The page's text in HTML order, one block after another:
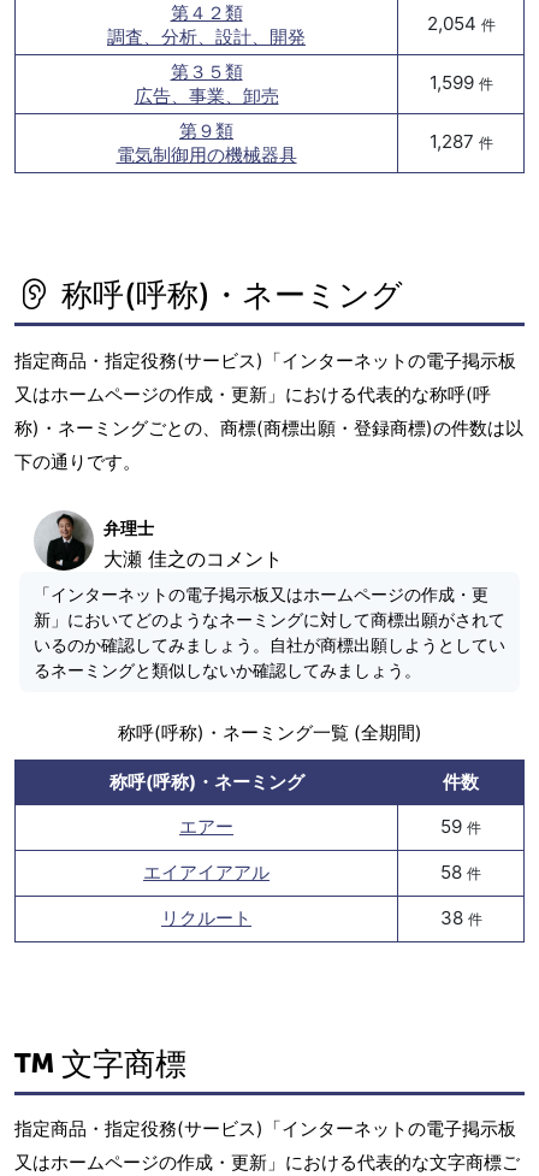
第４２類
調査、分析、設計、開発
2,054 件
第３５類
広告、事業、卸売
1,599 件
第９類
電気制御用の機械器具
1,287 件
称呼(呼称)・ネーミング
指定商品・指定役務(サービス)「インターネットの電子掲示板
又はホームページの作成・更新」における代表的な称呼(呼
称)・ネーミングごとの、商標(商標出願・登録商標)の件数は以
下の通りです。
弁理士
大瀬 佳之のコメント
「インターネットの電子掲示板又はホームページの作成・更
新」においてどのようなネーミングに対して商標出願がされて
いるのか確認してみましょう。自社が商標出願しようとしてい
るネーミングと類似しないか確認してみましょう。
称呼(呼称)・ネーミング一覧 (全期間)
称呼(呼称)・ネーミング
件数
エアー
59 件
エイアイアアル 58 件
リクルート 38 件
文字商標
指定商品・指定役務(サービス)「インターネットの電子掲示板
又はホームページの作成・更新」における代表的な文字商標ご